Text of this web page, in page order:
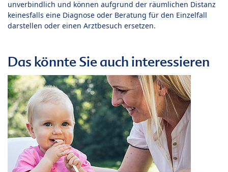
unverbindlich und können aufgrund der räumlichen Distanz
keinesfalls eine Diagnose oder Beratung für den Einzelfall
darstellen oder einen Arztbesuch ersetzen.
Das könnte Sie auch interessieren